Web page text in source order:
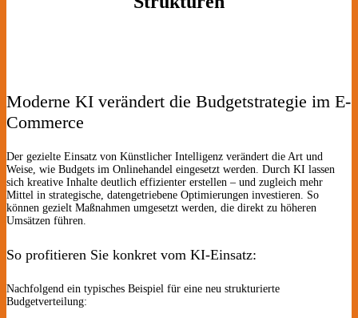
Moderne KI verändert die Budgetstrategie im E-
Commerce
Der gezielte Einsatz von Künstlicher Intelligenz verändert die Art und
Weise, wie Budgets im Onlinehandel eingesetzt werden. Durch KI lassen
sich kreative Inhalte deutlich effizienter erstellen – und zugleich mehr
Mittel in strategische, datengetriebene Optimierungen investieren. So
können gezielt Maßnahmen umgesetzt werden, die direkt zu höheren
Umsätzen führen.
So profitieren Sie konkret vom KI-Einsatz:
Nachfolgend ein typisches Beispiel für eine neu strukturierte
Budgetverteilung: